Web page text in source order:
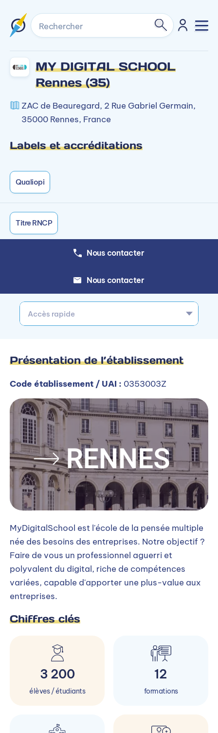
Rechercher
MY DIGITAL SCHOOL
Rennes (35)
ZAC de Beauregard, 2 Rue Gabriel Germain,
35000 Rennes, France
Labels et accréditations
Qualiopi
Titre RNCP
Nous contacter
Nous contacter
Accès rapide
Présentation de l’établissement
Code établissement / UAI : 0353003Z
MyDigitalSchool est l'école de la pensée multiple
née des besoins des entreprises. Notre objectif ?
Faire de vous un professionnel aguerri et
polyvalent du digital, riche de compétences
variées, capable d'apporter une plus-value aux
entreprises.
Chiffres clés
3 200
élèves / étudiants
12
formations